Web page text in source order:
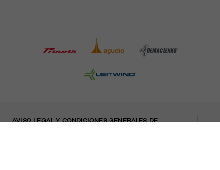
AVISO LEGAL Y CONDICIONES GENERALES DE